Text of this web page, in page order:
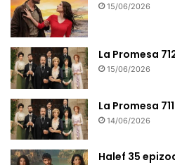
15/06/2026
La Promesa
15/06/2026
La Promesa
14/06/2026
Halef 35